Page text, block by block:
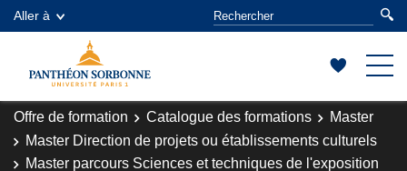
Aller à
Offre de formation Catalogue des formations
Master
Master Direction de projets ou établissements culturels
Master parcours Sciences et techniques de l'exposition